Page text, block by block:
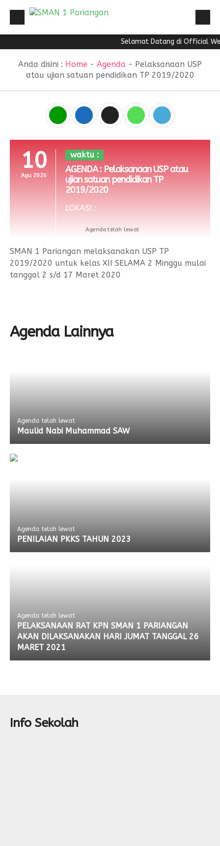
PROFIL
PPID
STRANDART PELAYANAN
REGULASI
DIREKTORI
Selamat Datang di Official
Anda disini : Home - Agenda - Pelaksanaan USP
atau ujian satuan pendidikan TP 2019/2020
10
Agu 2026
waktu :
AGENDA : Pelaksanaan USP atau
ujian satuan pendidikan TP
2019/2020
LOKASI :
Agenda telah lewat
SMAN 1 Pariangan melaksanakan USP TP
2019/2020 untuk kelas XII SELAMA 2 Minggu mulai
tanggal 2 s/d 17 Maret 2020
Agenda Lainnya
Agenda telah lewat
Maulid Nabi Muhammad SAW
Agenda telah lewat
PENILAIAN PKKS TAHUN 2023
Agenda telah lewat
PELAKSANAAN RAT KPN SMAN 1 PARIANGAN
AKAN DILAKSANAKAN HARI JUMAT TANGGAL 26
MARET 2021
Info Sekolah